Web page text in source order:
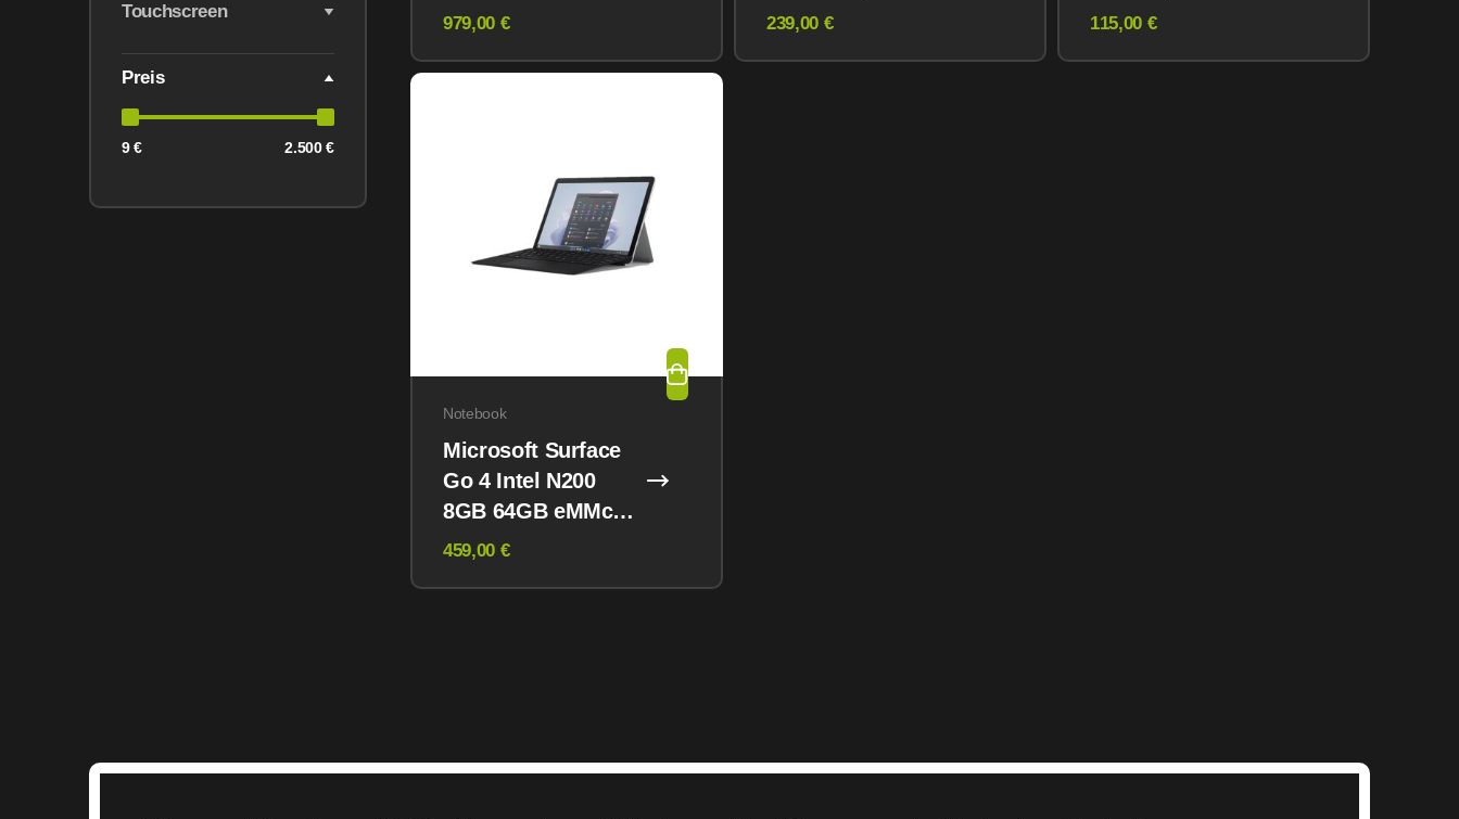
Touchscreen
Preis
9 € 2.500 €
Ultra 5 135H 16GB
11 Pro
979,00 €
4GB 128GB NVMe
239,00 €
62GB eMMc Win 10
115,00 €
Notebook
Microsoft Surface
Go 4 Intel N200
8GB 64GB eMMc
Win 11 Pro
459,00 €